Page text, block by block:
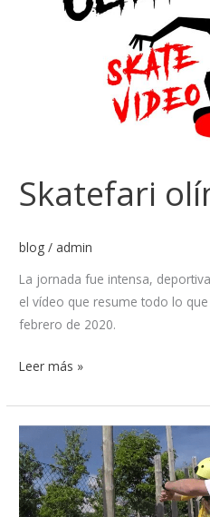
Skatefari
blog / admin
La jornada fue intensa,
el vídeo que resume todo lo
febrero de 2020.
Leer más »
Skate
San
Isidro